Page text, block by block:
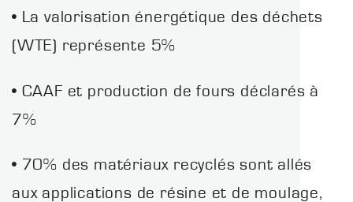
• La valorisation énergétique des déchets
(WTE) représente 5%
• CAAF et production de fours déclarés à
7%
• 70% des matériaux recyclés sont allés
aux applications de résine et de moulage,